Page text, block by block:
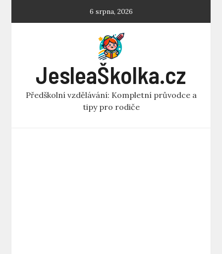
6 srpna, 2026
JesleaŠkolka.cz
Předškolní vzdělávání: Kompletní průvodce a
tipy pro rodiče